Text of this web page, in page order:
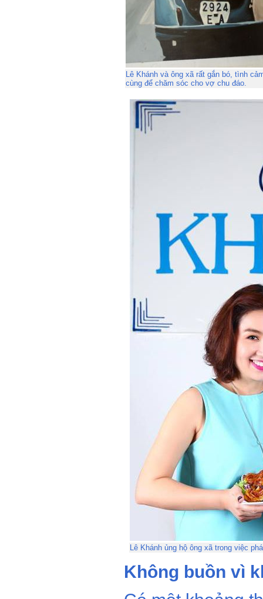
Lê Khánh và ông xã rất gắn bó, tình
cùng để chăm sóc cho vợ chu đáo.
Lê Khánh ủng hộ ông xã trong việc
Không buồn vì